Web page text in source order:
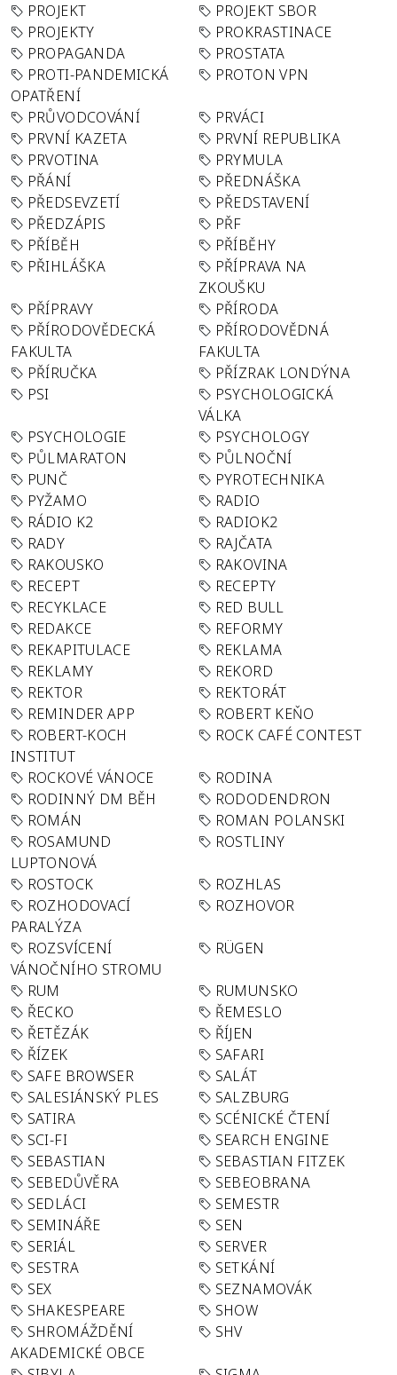
PROJEKT
PROJEKT SBOR
PROJEKTY
PROKRASTINACE
PROPAGANDA
PROSTATA
PROTI-PANDEMICKÁ
OPATŘENÍ
PROTON VPN
PRŮVODCOVÁNÍ
PRVÁCI
PRVNÍ KAZETA
PRVNÍ REPUBLIKA
PRVOTINA
PRYMULA
PŘÁNÍ
PŘEDNÁŠKA
PŘEDSEVZETÍ
PŘEDSTAVENÍ
PŘEDZÁPIS
PŘF
PŘÍBĚH
PŘÍBĚHY
PŘIHLÁŠKA
PŘÍPRAVA NA
ZKOUŠKU
PŘÍPRAVY
PŘÍRODA
PŘÍRODOVĚDECKÁ
FAKULTA
PŘÍRODOVĚDNÁ
FAKULTA
PŘÍRUČKA
PŘÍZRAK LONDÝNA
PSI
PSYCHOLOGICKÁ
VÁLKA
PSYCHOLOGIE
PSYCHOLOGY
PŮLMARATON
PŮLNOČNÍ
PUNČ
PYROTECHNIKA
PYŽAMO
RADIO
RÁDIO K2
RADIOK2
RADY
RAJČATA
RAKOUSKO
RAKOVINA
RECEPT
RECEPTY
RECYKLACE
RED BULL
REDAKCE
REFORMY
REKAPITULACE
REKLAMA
REKLAMY
REKORD
REKTOR
REKTORÁT
REMINDER APP
ROBERT KEŇO
ROBERT-KOCH
INSTITUT
ROCK CAFÉ CONTEST
ROCKOVÉ VÁNOCE
RODINA
RODINNÝ DM BĚH
RODODENDRON
ROMÁN
ROMAN POLANSKI
ROSAMUND
LUPTONOVÁ
ROSTLINY
ROSTOCK
ROZHLAS
ROZHODOVACÍ
PARALÝZA
ROZHOVOR
ROZSVÍCENÍ
VÁNOČNÍHO STROMU
RÜGEN
RUM
RUMUNSKO
ŘECKO
ŘEMESLO
ŘETĚZÁK
ŘÍJEN
ŘÍZEK
SAFARI
SAFE BROWSER
SALÁT
SALESIÁNSKÝ PLES
SALZBURG
SATIRA
SCÉNICKÉ ČTENÍ
SCI-FI
SEARCH ENGINE
SEBASTIAN
SEBASTIAN FITZEK
SEBEDŮVĚRA
SEBEOBRANA
SEDLÁCI
SEMESTR
SEMINÁŘE
SEN
SERIÁL
SERVER
SESTRA
SETKÁNÍ
SEX
SEZNAMOVÁK
SHAKESPEARE
SHOW
SHROMÁŽDĚNÍ
AKADEMICKÉ OBCE
SHV